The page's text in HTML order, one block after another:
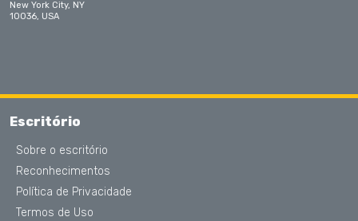
financiamento do agronegócio.
hortigranjeiros, nas transações necessárias ao desenvolvimento
de seus negócios, notadamente originação de matéria-prima e
New York City, NY
10036, USA
Escritório
Sobre o escritório
Reconhecimentos
Política de Privacidade
Termos de Uso